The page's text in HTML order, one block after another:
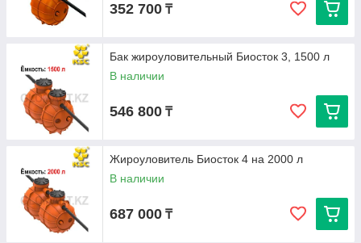
352 700 ₸
Бак жироуловительный Биосток 3, 1500 л
В наличии
546 800 ₸
Жироуловитель Биосток 4 на 2000 л
В наличии
687 000 ₸